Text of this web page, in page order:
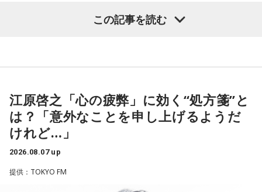
次回8月8日（土）の放送は、シンガーソングライター・バー
※放送エリア外の方は、プレミアム会員の登録でご利用いた
だけます。
----------------------------------------------------
＜番組概要＞
番組名：JA全農 COUNTDOWN JAPAN
放送エリア：TOKYO FMをはじめとする、JFN全国38局ネッ
ほのか・海：ありがとうございます。
潮：「コニファー」はテレビアニメ「これ描いて死ね」のエ
ンディングテーマとなっています。
ね？
れることがあります。病気だからと割り切って仕事に就いて
いるのですが、心が疲れてきています。私生活は充実してお
り、夫と新しく家を建てるためにも仕事は辞められません。
仕事がつらいからこそ私生活が充実する、幸せになるぞとい
の心持ちについてアドバイスをいただけないでしょうか？
この記事を読む
江原啓之「心の疲弊」に効く“処方箋”と
は？「意外なことを申し上げるようだ
けれど…」
2026.08.07 up
提供：TOKYO FM